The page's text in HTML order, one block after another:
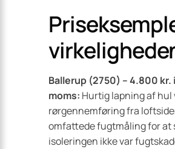
Ballerup (2750) – 4.800 kr.
moms: Hurtig lapning af hul
rørgennemføring fra
omfattede fugtmåling for at
isoleringen ikke var